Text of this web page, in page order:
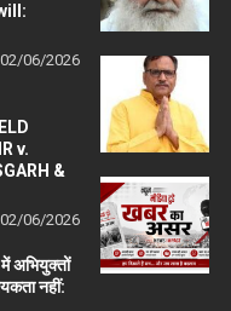
02/06/2026
v.
&
02/06/2026
अभियुक्तों
नहीं: